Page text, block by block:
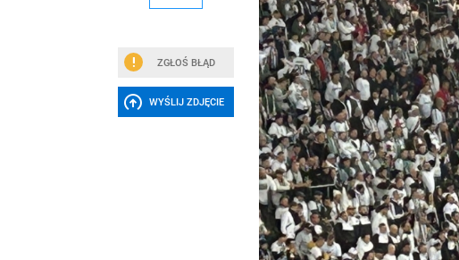
ZGŁOŚ BŁĄD
WYŚLIJ ZDJĘCIE